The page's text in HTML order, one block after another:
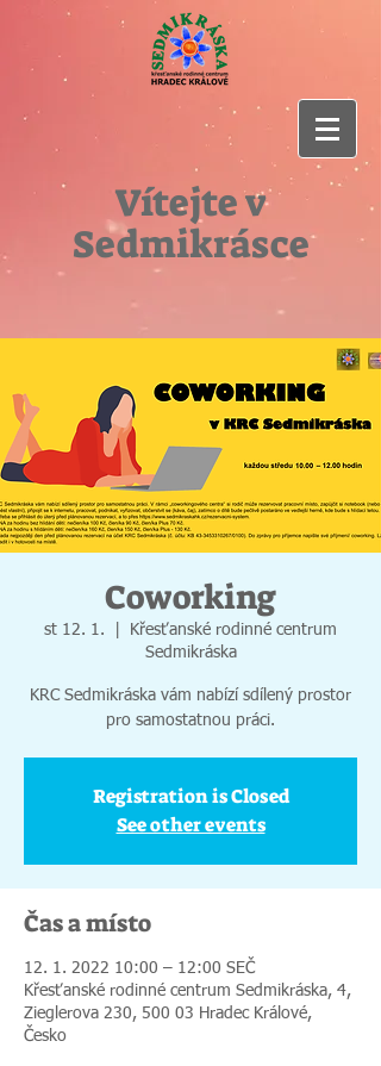
Vítejte v
Sedmikrásce
Coworking
st 12. 1.
Křesťanské rodinné centrum
Sedmikráska
KRC Sedmikráska vám nabízí sdílený prostor
pro samostatnou práci.
Registration is Closed
See other events
Čas a místo
12. 1. 2022 10:00 – 12:00 SEČ
Křesťanské rodinné centrum Sedmikráska, 4,
Zieglerova 230, 500 03 Hradec Králové,
Česko